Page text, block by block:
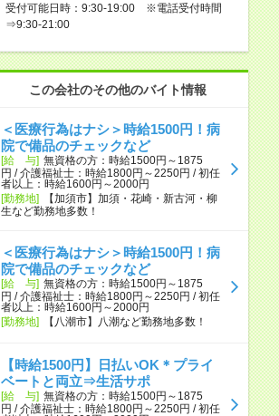
受付可能日時：9:30-19:00 ※電話受付時間
⇒9:30-21:00
この会社のその他のバイト情報
＜医療行為はナシ＞時給1500円！病
院で備品のチェックなど
[給 与] 無資格の方：時給1500円～1875
円 / 介護福祉士：時給1800円～2250円 / 初任
者以上：時給1600円～2000円
[勤務地]
【加須市】加須・花崎・新古河・柳
生など勤務地多数！
＜医療行為はナシ＞時給1500円！病
院で備品のチェックなど
[給 与] 無資格の方：時給1500円～1875
円 / 介護福祉士：時給1800円～2250円 / 初任
者以上：時給1600円～2000円
[勤務地]
【八潮市】八潮など勤務地多数！
【時給1500円】日払いOK＊プライ
ベートと両立⇒生活サポ
[給 与] 無資格の方：時給1500円～1875
円 / 介護福祉士：時給1800円～2250円 / 初任